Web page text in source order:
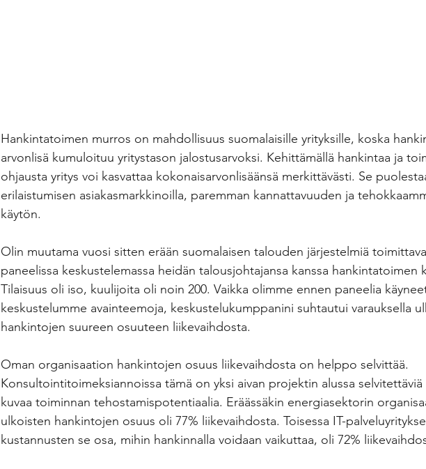
Hankintatoimen murros on mahdollisuus suomalaisille yrityksille, koska
arvonlisä kumuloituu yritystason jalostusarvoksi. Kehittämällä hankintaa ja
ohjausta yritys voi kasvattaa kokonaisarvonlisäänsä merkittävästi. Se
erilaistumisen asiakasmarkkinoilla, paremman kannattavuuden ja
käytön.
Olin muutama vuosi sitten erään suomalaisen talouden järjestelmiä
paneelissa keskustelemassa heidän talousjohtajansa kanssa hankintatoimen
Tilaisuus oli iso, kuulijoita oli noin 200. Vaikka olimme ennen paneelia
keskustelumme avainteemoja, keskustelukumppanini suhtautui varauksella
hankintojen suureen osuuteen liikevaihdosta.
Oman organisaation hankintojen osuus liikevaihdosta on helppo selvittää.
Konsultointitoimeksiannoissa tämä on yksi aivan projektin alussa selvitettäviä
kuvaa toiminnan tehostamispotentiaalia. Eräässäkin energiasektorin
ulkoisten hankintojen osuus oli 77% liikevaihdosta. Toisessa IT-
kustannusten se osa, mihin hankinnalla voidaan vaikuttaa, oli 72%